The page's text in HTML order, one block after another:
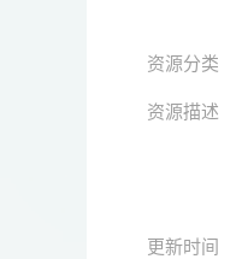
资源分类
资源描述
更新时间